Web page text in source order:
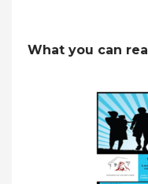
What you can